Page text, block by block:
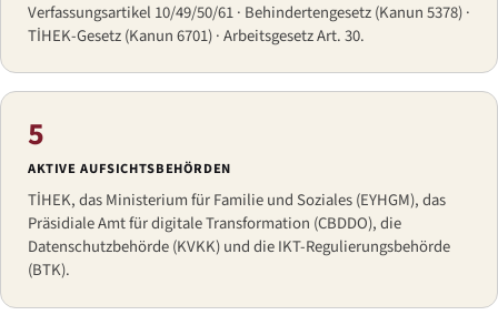
Verfassungsartikel 10/49/50/61 · Behindertengesetz (Kanun 5378) ·
TİHEK-Gesetz (Kanun 6701) · Arbeitsgesetz Art. 30.
5
AKTIVE AUFSICHTSBEHÖRDEN
TİHEK, das Ministerium für Familie und Soziales (EYHGM), das
Präsidiale Amt für digitale Transformation (CBDDO), die
Datenschutzbehörde (KVKK) und die IKT-Regulierungsbehörde
(BTK).